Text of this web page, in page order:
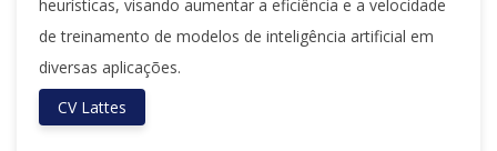
heurísticas, visando aumentar a eficiência e a velocidade
de treinamento de modelos de inteligência artificial em
diversas aplicações.
CV Lattes